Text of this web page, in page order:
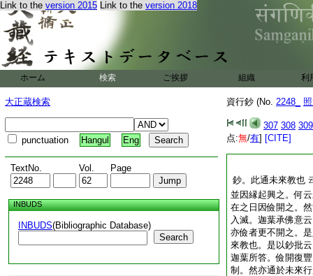
Link to the version 2015 Link to the version 2018
ホーム 検索 ご挨拶 組織 利
大正蔵検索
punctuation Hangul Eng
TextNo. Vol. Page
INBUDS
INBUDS(Bibliographic Database)
Search
資行鈔 (No. 2248_
307 308 309
点:無/有] [CITE]
鈔。此通未來教也
並因縁起興之。何
在之日因儉開之。
入滅。迦葉承佛意
亦儉者更不開之。
來教也。是以鈔批
迦葉所答。儉開復
制。然亦通於未來